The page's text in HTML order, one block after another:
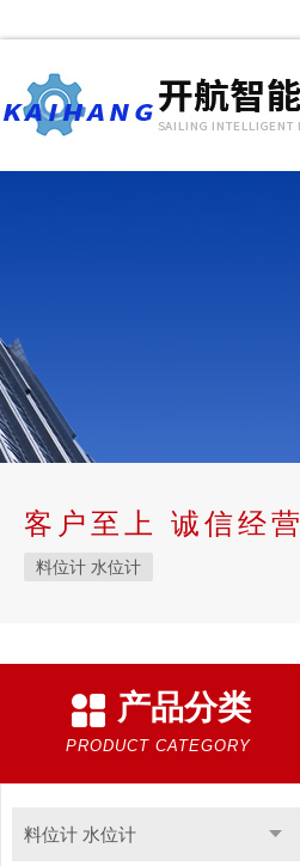
客户至上 诚信经营
料位计 水位计
产品分类
PRODUCT CATEGORY
料位计 水位计